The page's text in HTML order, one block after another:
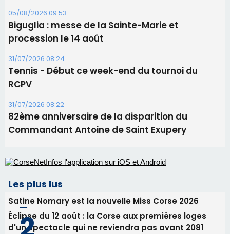
05/08/2026 09:53
Biguglia : messe de la Sainte-Marie et
procession le 14 août
31/07/2026 08:24
Tennis - Début ce week-end du tournoi du
RCPV
31/07/2026 08:22
82ème anniversaire de la disparition du
Commandant Antoine de Saint Exupery
Les plus lus
Satine Nomary est la nouvelle Miss Corse 2026
Éclipse du 12 août : la Corse aux premières loges
d'un spectacle qui ne reviendra pas avant 2081